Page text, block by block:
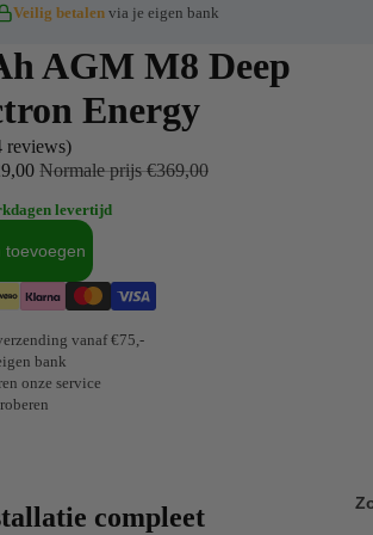
Veilig betalenvia je eigen bank
AGM M8 Deep
Energy
reviews)
Normale prijs€369,00
levertijd
toevoegen
vanaf €75,-
bank
onze service
compleet